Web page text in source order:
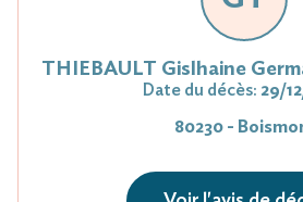
THIEBAULT Gislhaine
Date du décès: 29/
80230 -